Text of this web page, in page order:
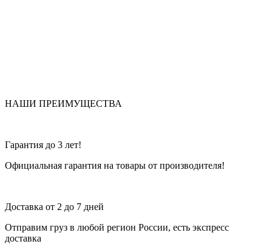
НАШИ ПРЕИМУЩЕСТВА
Гарантия до 3 лет!
Официальная гарантия на товары от производителя!
Доставка от 2 до 7 дней
Отправим груз в любой регион России, есть экспресс
доставка